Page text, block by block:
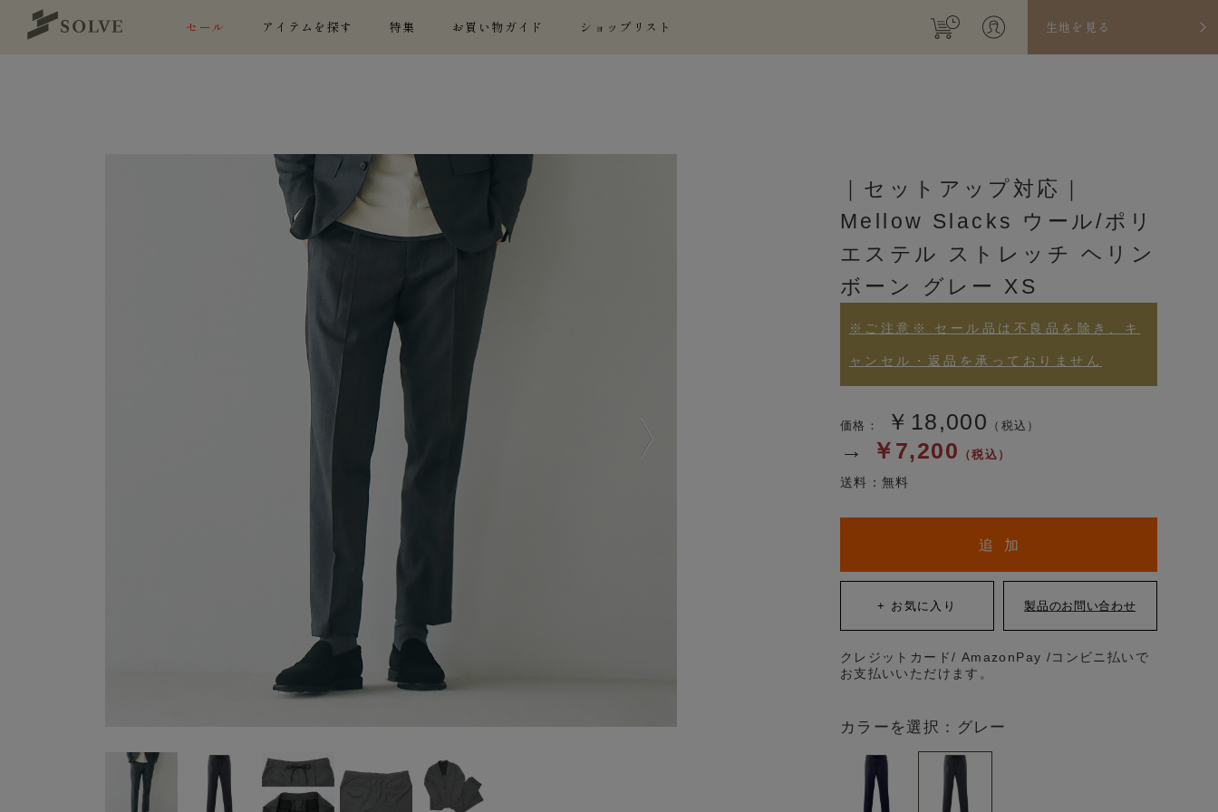
生地を見る
セール アイテムを探す 特集 お買い物ガイド ショップリスト
｜セットアップ対応｜
Mellow Slacks ウール/ポリ
エステル ストレッチ ヘリン
ボーン グレー XS
※ご注意※ セール品は不良品を除き、キ
ャンセル・返品を承っておりません
価格： ￥18,000 （税込）
→ ￥7,200 （税込）
送料：無料
カラーを選択：グレー
追 加
クレジットカード/ AmazonPay /コンビニ払いで
お支払いいただけます。